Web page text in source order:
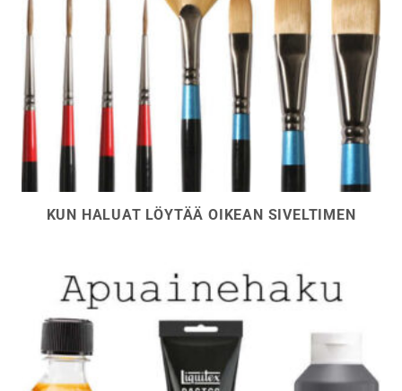
KUN HALUAT LÖYTÄÄ OIKEAN SIVELTIMEN